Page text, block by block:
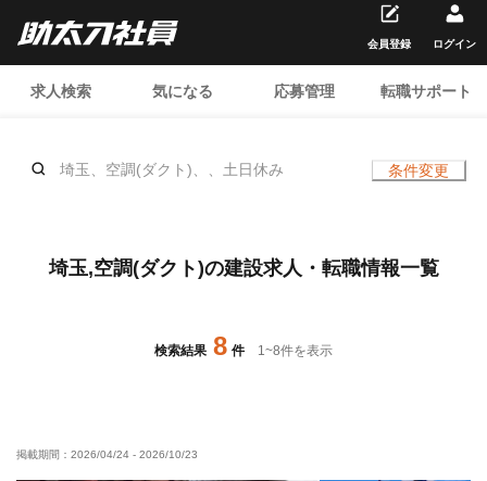
求人検索 気になる 応募管理 転職サポート
会員登録 ログイン
埼玉、空調(ダクト)、、土日休み 条件変更
埼玉,空調(ダクト)の建設求人・転職情報一覧
検索結果 8 件 1~8件を表示
掲載期間： 2026/04/24 - 2026/10/23